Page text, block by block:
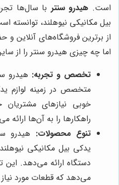
است. هیدرو سنتر با سال‌ها
بیل مکانیکی نیوهلند، توانسته
از برترین فروشگاه‌های آنلاین و
اما چه چیزی هیدرو سنتر را از
تخصص و تجربه: هیدرو
متخصص در زمینه لوازم
خوبی نیازهای
راهکارها را به آن‌ها ارائه
تنوع محصولات: هیدرو
یدکی بیل مکانیکی
دستگاه ارائه می‌دهد. این
می‌دهد که قطعات مورد نیاز